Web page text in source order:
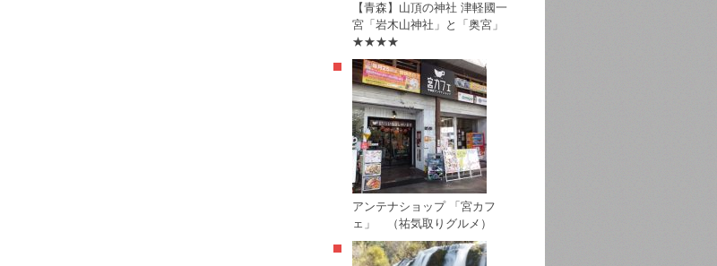
【青森】山頂の神社 津軽國一
宮「岩木山神社」と「奥宮」
★★★★
アンテナショップ 「宮カフ
ェ」 （祐気取りグルメ）